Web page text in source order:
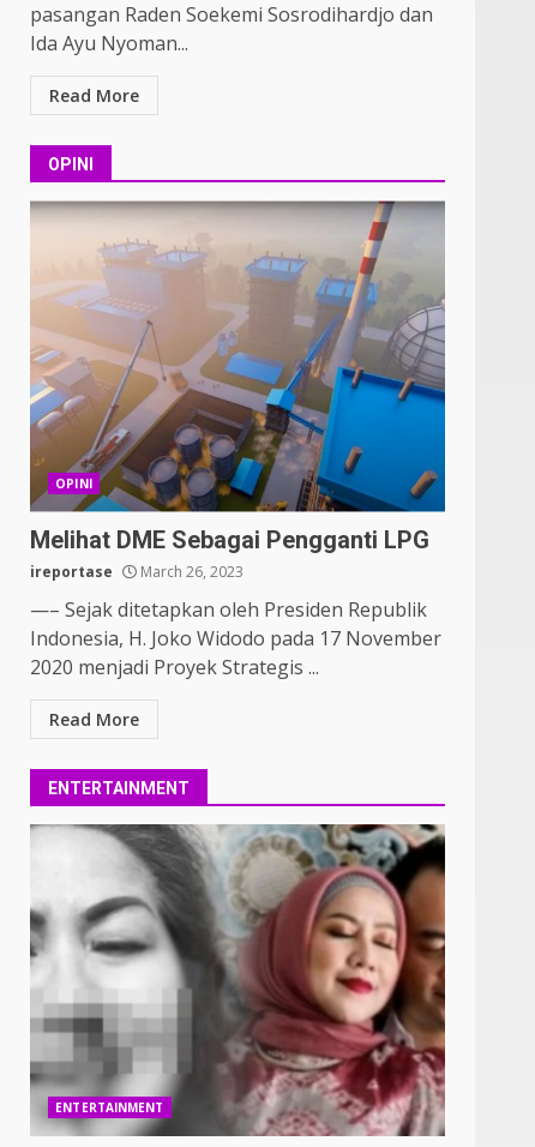
pasangan Raden Soekemi Sosrodihardjo dan
Ida Ayu Nyoman...
Read More
OPINI
OPINI
Melihat DME Sebagai Pengganti LPG
ireportase March 26, 2023
—– Sejak ditetapkan oleh Presiden Republik
Indonesia, H. Joko Widodo pada 17 November
2020 menjadi Proyek Strategis ...
Read More
ENTERTAINMENT
ENTERTAINMENT